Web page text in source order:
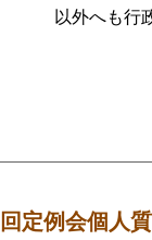
以外へも行
定例会個人